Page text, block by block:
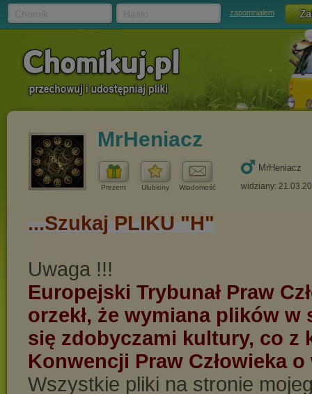
zapomniałem
MrHeniacz
Prezent Ulubiony Wiadomość
MrHeniacz
widziany: